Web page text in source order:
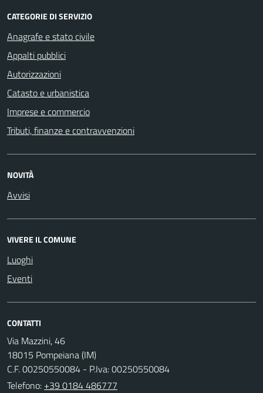
CATEGORIE DI SERVIZIO
Anagrafe e stato civile
Appalti pubblici
Autorizzazioni
Catasto e urbanistica
Imprese e commercio
Tributi, finanze e contravvenzioni
NOVITÀ
Avvisi
VIVERE IL COMUNE
Luoghi
Eventi
CONTATTI
Via Mazzini, 46
18015 Pompeiana (IM)
C.F. 00250550084 - P.Iva: 00250550084
Telefono: +39 0184 486777